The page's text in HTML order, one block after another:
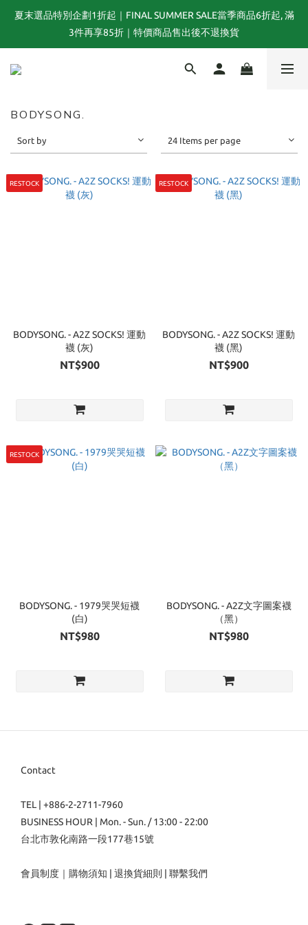
FRAPBOIS 25週年聯名系列 LEE × FRAPBOIS｜跨越經典與玩心的
特別聯名 💙
夏末選品特別企劃1折起｜FINAL SUMMER SALE當季商品6折起, 滿
3件再享85折｜特價商品售出後不退換貨
BODYSONG.
Sort by 24 Items per page
RESTOCK
BODYSONG. - A2Z SOCKS! 運動
襪 (灰)
NT$900
RESTOCK
BODYSONG. - A2Z SOCKS! 運動
襪 (黑)
NT$900
RESTOCK
BODYSONG. - 1979哭哭短襪
(白)
NT$980
BODYSONG. - A2Z文字圖案襪
（黑）
NT$980
Contact
TEL | +886-2-2711-7960
BUSINESS HOUR | Mon. - Sun. / 13:00 - 22:00
台北市敦化南路一段177巷15號
會員制度 ｜ 購物須知 退換貨細則 聯繫我們